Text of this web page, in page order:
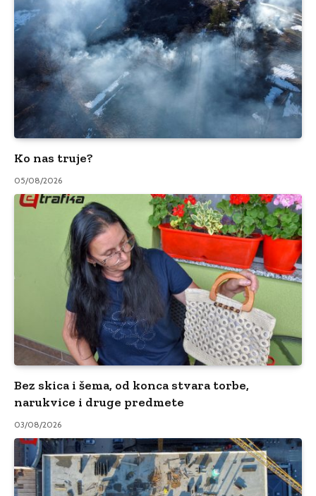
Ko nas truje?
05/08/2026
Bez skica i šema, od konca stvara torbe,
narukvice i druge predmete
03/08/2026